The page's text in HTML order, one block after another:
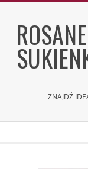
content
ZNAJDŹ